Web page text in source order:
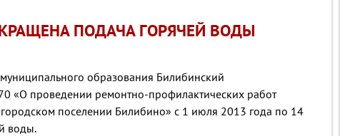
ПОДАЧА ГОРЯЧЕЙ ВОДЫ
образования Билибинский
«О проведении ремонтно-профилактических работ
поселении Билибино» с 1 июля 2013 года по 14
воды.